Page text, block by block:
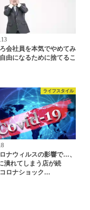
会社員を本気でやめてみ
由になるために捨てるこ
ライフスタイル
ナウィルスの影響で…、
潰れてしまう店が続
ロナショック…